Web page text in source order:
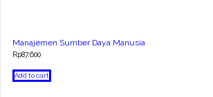
Manajemen Sumber Daya Manusia
Rp87.600
Add to cart